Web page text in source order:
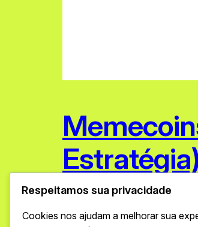
fevereiro 12, 2026Memes
Quem nunca ouviu falar
Respeitamos sua privacidade
Cookies nos ajudam a melhorar sua